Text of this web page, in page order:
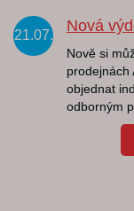
21.07.
Nová
Nově si
prodejnách
objednat
odborným